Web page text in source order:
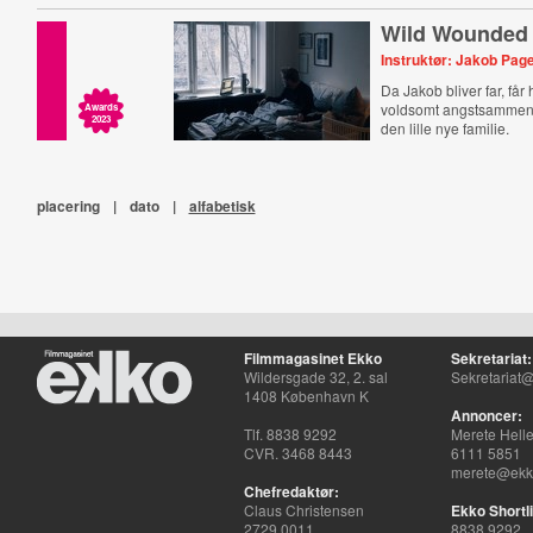
Awards
2023
Wild
Instruktør: Jakob
Da Jakob bliver far, får
voldsomt
den lille nye familie.
placering | dato | alfabetisk
Filmmagasinet Ekko
Wildersgade 32, 2. sal
1408 København K
Tlf. 8838 9292
CVR. 3468 8443
Chefredaktør:
Claus Christensen
2729 0011
Sekretariat:
Annoncer:
Merete
6111 5851
Ekko
8838 9292